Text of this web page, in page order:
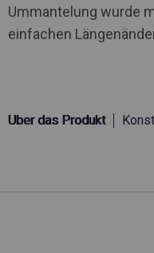
Ummantelung wurde
einfachen
Über das Produkt